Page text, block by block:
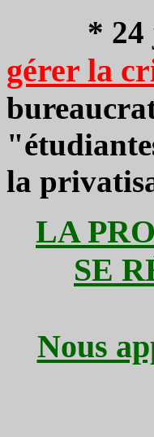
* 24
gérer la
la
LA
SE
Nous